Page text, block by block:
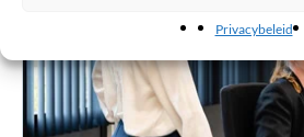
Privacybeleid